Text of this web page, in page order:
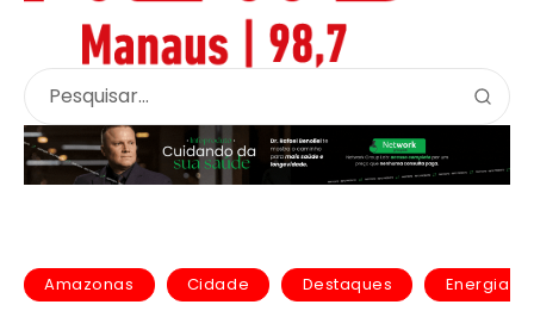
Amazonas Cidade Destaques Energia